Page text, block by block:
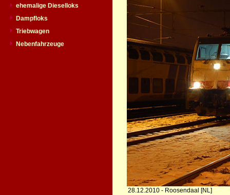
ehemalige Dieselloks
Dampfloks
Triebwagen
Nebenfahrzeuge
28.12.2010 - Roosendaal [NL]